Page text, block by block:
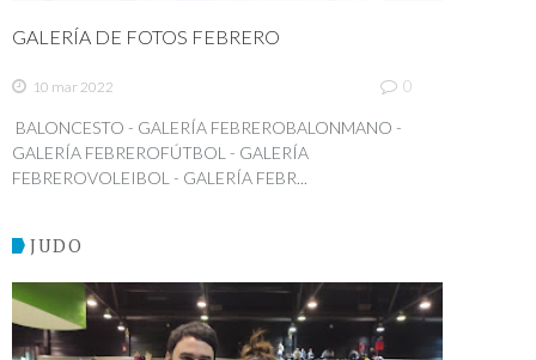
GALERÍA DE FOTOS FEBRERO
10 mar 2022 0
BALONCESTO - GALERÍA FEBREROBALONMANO -
GALERÍA FEBREROFÚTBOL - GALERÍA
FEBREROVOLEIBOL - GALERÍA FEBR...
JUDO